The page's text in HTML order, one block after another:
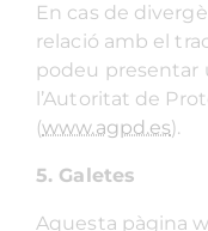
En cas de
relació amb el
podeu presentar
l’Autoritat de
(www.agpd.es).
5. Galetes
Aquesta pàgina